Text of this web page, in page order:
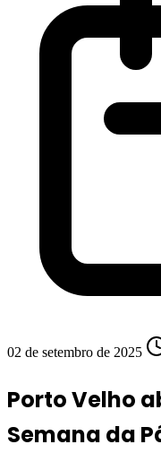
02 de setembro de 2025
Porto Velho
Semana da